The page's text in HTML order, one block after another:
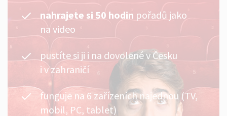
nahrajete si 50 hodin pořadů jako
na video
pustíte si ji i na dovolené v Česku
i v zahraničí
funguje na 6 zařízeních najednou (TV,
mobil, PC, tablet)